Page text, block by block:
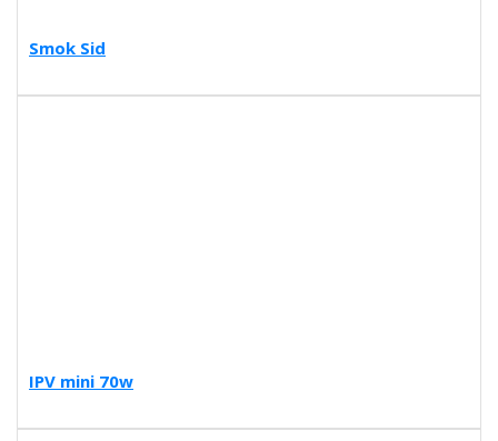
Smok Sid
IPV mini 70w